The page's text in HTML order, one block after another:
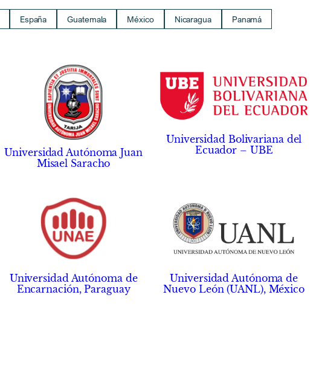
España Guatemala México Nicaragua
Panamá
Universidad Autónoma Juan
Misael Saracho
Universidad Bolivariana del
Ecuador – UBE
Universidad Autónoma de
Encarnación, Paraguay
Universidad Autónoma de
Nuevo León (UANL), México